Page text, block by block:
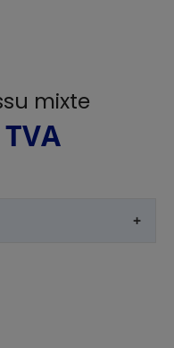
mixte
+